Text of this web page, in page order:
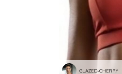
GLAZED-CHERRY